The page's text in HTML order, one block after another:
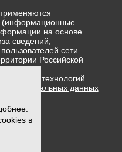
(информационные
на основе
сведений,
сети
Российской
технологий
персональных данных
в